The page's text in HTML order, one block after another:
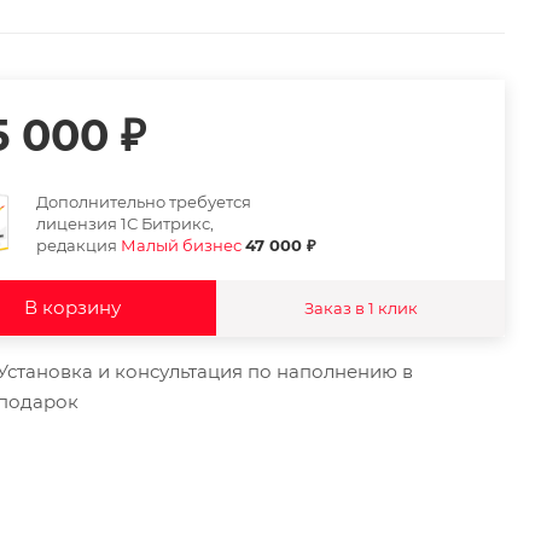
000 ₽
Дополнительно требуется
лицензия 1С Битрикс,
редакция Малый бизнес 47 000 ₽
В корзину Заказ в 1 клик
и консультация по наполнению в